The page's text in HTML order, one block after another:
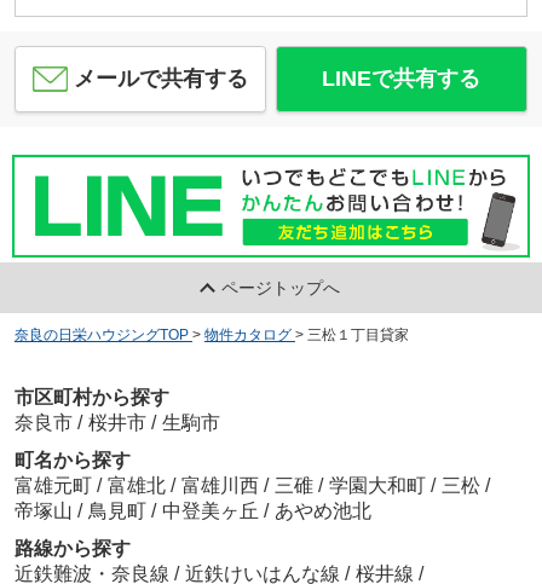
メールで共有する LINEで共有する
ページトップへ
奈良の日栄ハウジングTOP > 物件カタログ > 三松１丁目貸家
市区町村から探す
奈良市 / 桜井市 / 生駒市
町名から探す
富雄元町 / 富雄北 / 富雄川西 / 三碓 / 学園大和町 / 三松 /
帝塚山 / 鳥見町 / 中登美ヶ丘 / あやめ池北
路線から探す
近鉄難波・奈良線 / 近鉄けいはんな線 / 桜井線 /